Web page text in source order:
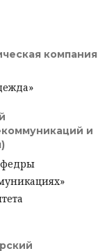
компания
и